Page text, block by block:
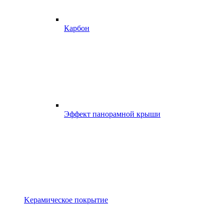
Карбон
Эффект панорамной крыши
Kерамическое покрытие